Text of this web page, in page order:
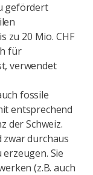
gefördert
zu 20 Mio. CHF
für
verwendet
fossile
entsprechend
der Schweiz.
zwar durchaus
Sie
(z.B. auch